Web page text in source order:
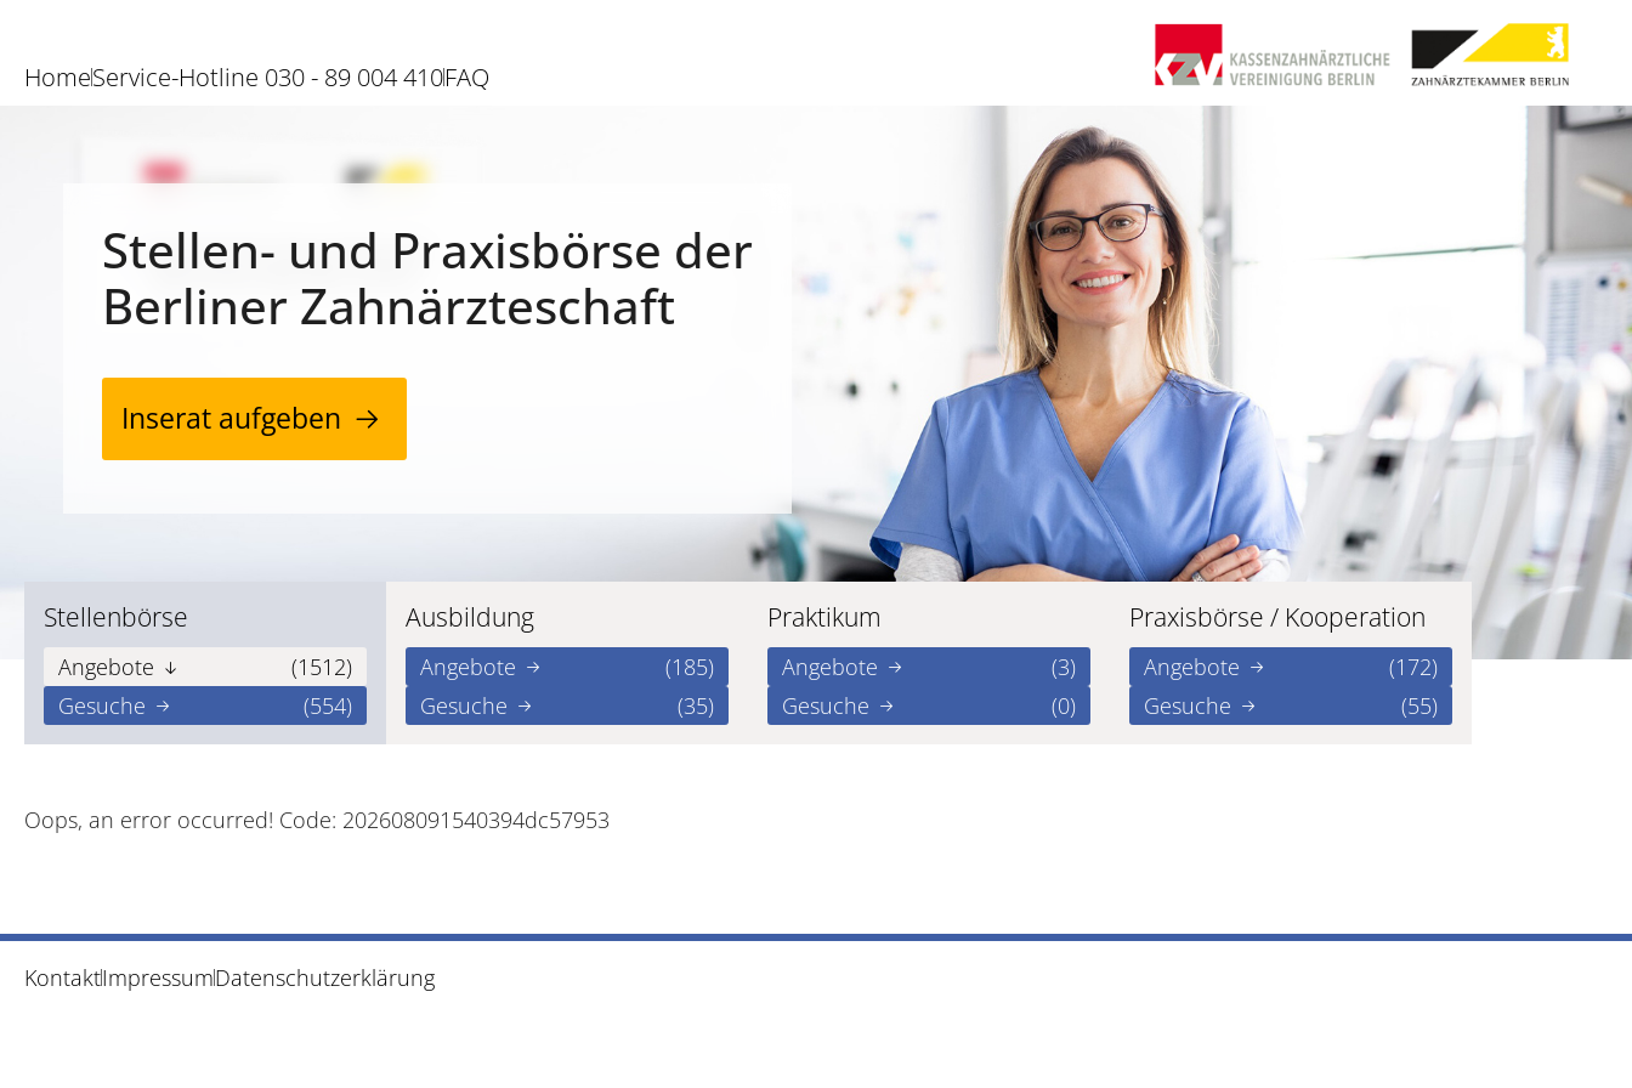
HomeService-Hotline 030 - 89 004 410FAQ
Stellen- und Praxisbörse der
Berliner Zahnärzteschaft
Inserat aufgeben
Stellenbörse
Angebote
(1512)
Gesuche
(554)
Ausbildung
Angebote
(185)
Gesuche
(35)
Praktikum
Angebote
(3)
Gesuche
(0)
Praxisbörse / Kooperation
Angebote
(172)
Gesuche
(55)
Oops, an error occurred! Code: 202608091540394dc57953
KontaktImpressumDatenschutzerklärung